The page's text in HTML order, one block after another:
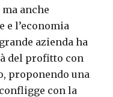
anche
l’economia
azienda ha
del profitto con
proponendo una
con la